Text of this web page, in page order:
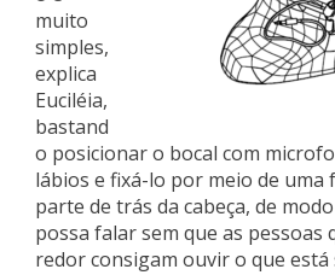
muito
simples,
explica
Euciléia,
bastand
o posicionar o bocal com
lábios e fixá-lo por meio de uma
parte de trás da cabeça, de
possa falar sem que as pessoas
redor consigam ouvir o que está